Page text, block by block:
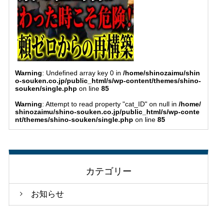
Warning: Undefined array key 0 in/home/shinozaimu/shin
o-souken.co.jp/public_html/s/wp-content/themes/shino-
souken/single.php on line85
Warning: Attempt to read property "cat_ID" on null in/home/
shinozaimu/shino-souken.co.jp/public_html/s/wp-conte
nt/themes/shino-souken/single.php on line85
カテゴリー
お知らせ